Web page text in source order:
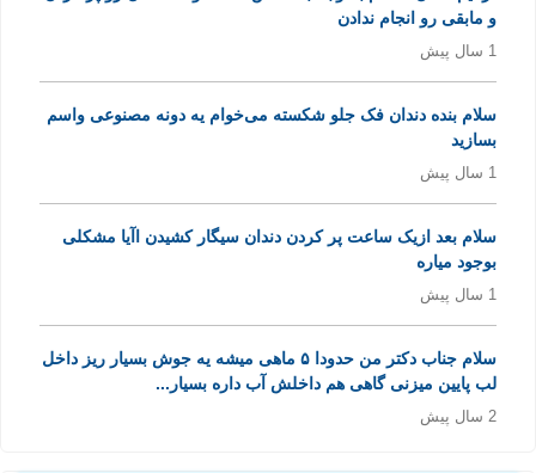
و مابقی رو انجام ندادن
1 سال پیش
سلام بنده دندان فک جلو شکسته می‌خوام یه دونه مصنوعی واسم
بسازید
1 سال پیش
سلام بعد ازیک ساعت پر کردن دندان سیگار کشیدن اآیا مشکلی
بوجود میاره
1 سال پیش
سلام جناب دکتر من حدودا ۵ ماهی میشه یه جوش بسیار ریز داخل
لب پایین میزنی گاهی هم داخلش آب داره بسیار...
2 سال پیش